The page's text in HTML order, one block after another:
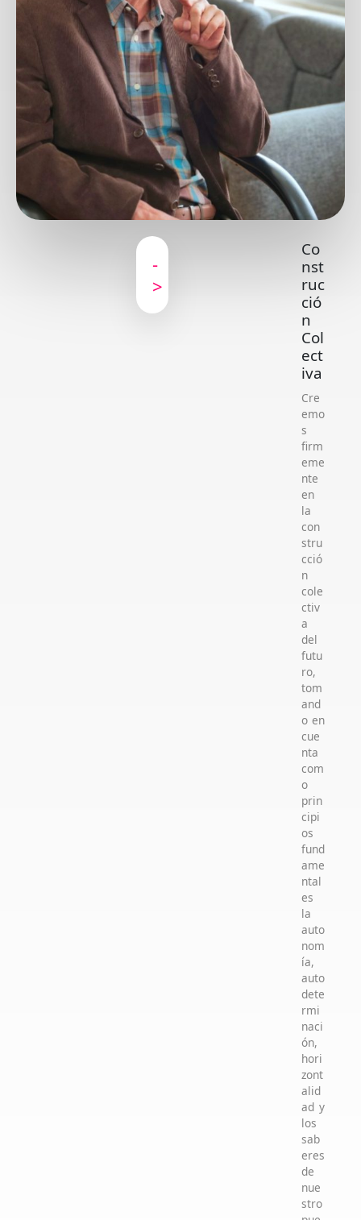
-
>
Co
nst
ruc
ció
n
Col
ect
iva
Cre
emo
s
firm
eme
nte
en
la
con
stru
cció
n
cole
ctiv
a
del
futu
ro,
tom
and
o en
cue
nta
com
o
prin
cipi
os
fund
ame
ntal
es
la
auto
nom
ía,
auto
dete
rmi
naci
ón,
hori
zont
alid
ad y
los
sab
eres
de
nue
stro